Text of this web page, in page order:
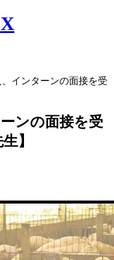
インターンの面接を受
ンの面接を受
】